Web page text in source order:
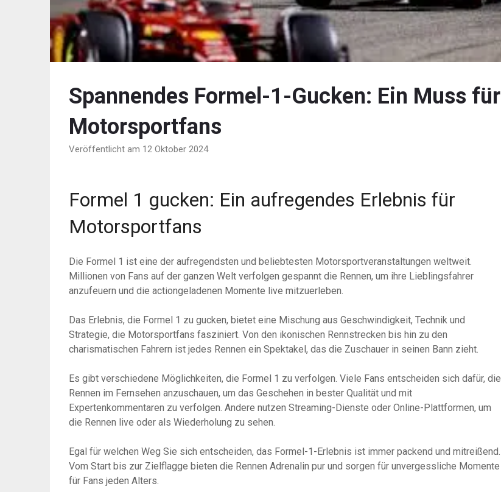
Spannendes Formel-1-Gucken: Ein Muss für
Motorsportfans
Veröffentlicht am 12 Oktober 2024
Formel 1 gucken: Ein aufregendes Erlebnis für
Motorsportfans
Die Formel 1 ist eine der aufregendsten und beliebtesten Motorsportveranstaltungen weltweit.
Millionen von Fans auf der ganzen Welt verfolgen gespannt die Rennen, um ihre Lieblingsfahrer
anzufeuern und die actiongeladenen Momente live mitzuerleben.
Das Erlebnis, die Formel 1 zu gucken, bietet eine Mischung aus Geschwindigkeit, Technik und
Strategie, die Motorsportfans fasziniert. Von den ikonischen Rennstrecken bis hin zu den
charismatischen Fahrern ist jedes Rennen ein Spektakel, das die Zuschauer in seinen Bann zieht.
Es gibt verschiedene Möglichkeiten, die Formel 1 zu verfolgen. Viele Fans entscheiden sich dafür, die
Rennen im Fernsehen anzuschauen, um das Geschehen in bester Qualität und mit
Expertenkommentaren zu verfolgen. Andere nutzen Streaming-Dienste oder Online-Plattformen, um
die Rennen live oder als Wiederholung zu sehen.
Egal für welchen Weg Sie sich entscheiden, das Formel-1-Erlebnis ist immer packend und mitreißend.
Vom Start bis zur Zielflagge bieten die Rennen Adrenalin pur und sorgen für unvergessliche Momente
für Fans jeden Alters.